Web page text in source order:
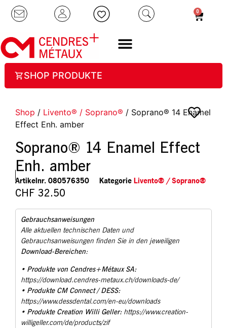
0
SHOP PRODUKTE
Shop / Livento® / Soprano® / Soprano® 14 Enamel
Effect Enh. amber
Soprano® 14 Enamel Effect
Enh. amber
Artikelnr. 080576350 Kategorie Livento® / Soprano®
CHF 32.50
Gebrauchsanweisungen
Alle aktuellen technischen Daten und
Gebrauchsanweisungen finden Sie in den jeweiligen
Download-Bereichen:
• Produkte von Cendres+Métaux SA:
https://download.cendres-metaux.ch/downloads-de/
• Produkte CM Connect / DESS:
https://www.dessdental.com/en-eu/downloads
• Produkte Creation Willi Geller: https://www.creation-
willigeller.com/de/products/zif